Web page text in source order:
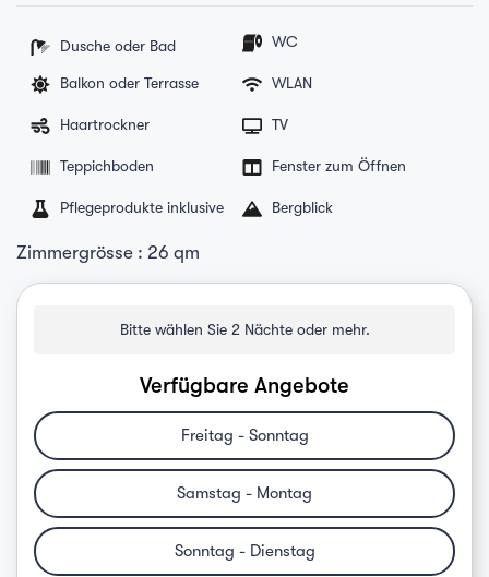
Dusche oder Bad WC
Balkon oder Terrasse WLAN
Haartrockner TV
Teppichboden Fenster zum Öffnen
Pflegeprodukte inklusive Bergblick
Zimmergrösse : 26 qm
Bitte wählen Sie 2 Nächte oder mehr.
Verfügbare Angebote
Freitag - Sonntag
Samstag - Montag
Sonntag - Dienstag